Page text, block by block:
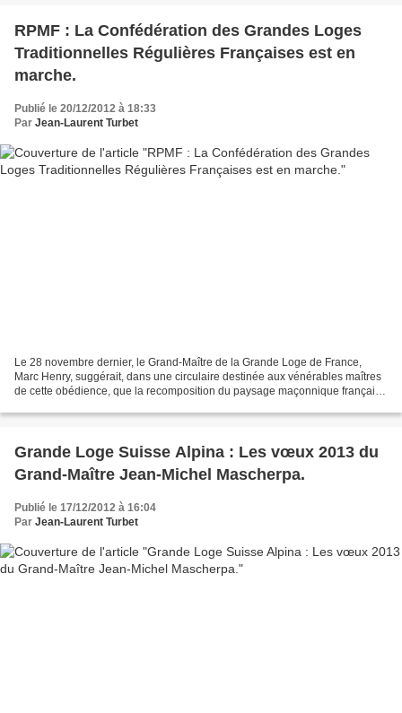
RPMF : La Confédération des Grandes Loges
Traditionnelles Régulières Françaises est en
marche.
Publié le 20/12/2012 à 18:33
Par Jean-Laurent Turbet
Le 28 novembre dernier, le Grand-Maître de la Grande Loge de France,
Marc Henry, suggérait, dans une circulaire destinée aux vénérables maîtres
de cette obédience, que la recomposition du paysage maçonnique français
Grande Loge Suisse Alpina : Les vœux 2013 du
Grand-Maître Jean-Michel Mascherpa.
Publié le 17/12/2012 à 16:04
Par Jean-Laurent Turbet